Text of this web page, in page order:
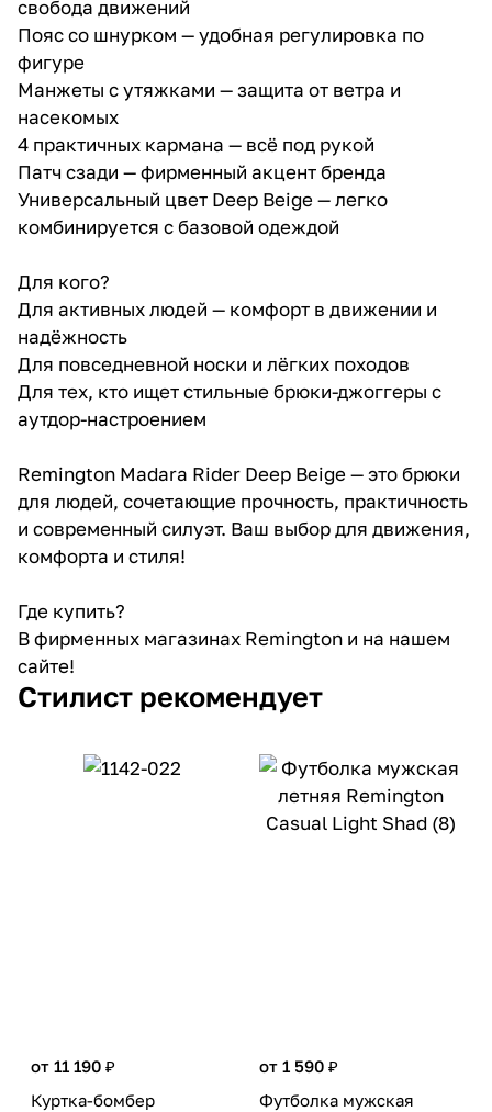
свобода движений
Пояс со шнурком — удобная регулировка по
фигуре
Манжеты с утяжками — защита от ветра и
насекомых
4 практичных кармана — всё под рукой
Патч сзади — фирменный акцент бренда
Универсальный цвет Deep Beige — легко
комбинируется с базовой одеждой
Для кого?
Для активных людей — комфорт в движении и
надёжность
Для повседневной носки и лёгких походов
Для тех, кто ищет стильные брюки-джоггеры с
аутдор-настроением
Remington Madara Rider Deep Beige — это брюки
для людей, сочетающие прочность, практичность
и современный силуэт. Ваш выбор для движения,
комфорта и стиля!
Где купить?
В фирменных магазинах Remington и на нашем
сайте!
Стилист рекомендует
от 11 190 ₽
Куртка-бомбер
от 1 590 ₽
Футболка мужская